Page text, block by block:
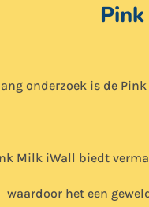
onderzoek is de
Milk iWall biedt
waardoor het een